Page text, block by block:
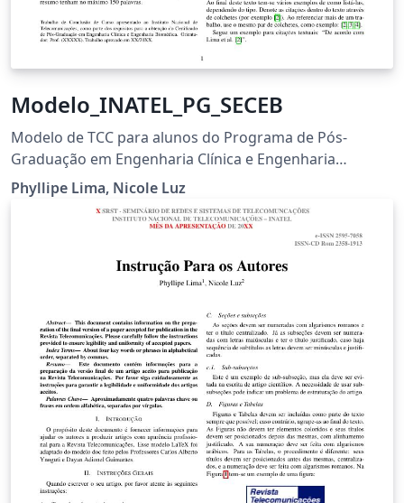
Modelo_INATEL_PG_SECEB
Modelo de TCC para alunos do Programa de Pós-
Graduação em Engenharia Clínica e Engenharia
Biomédica
Phyllipe Lima, Nicole Luz